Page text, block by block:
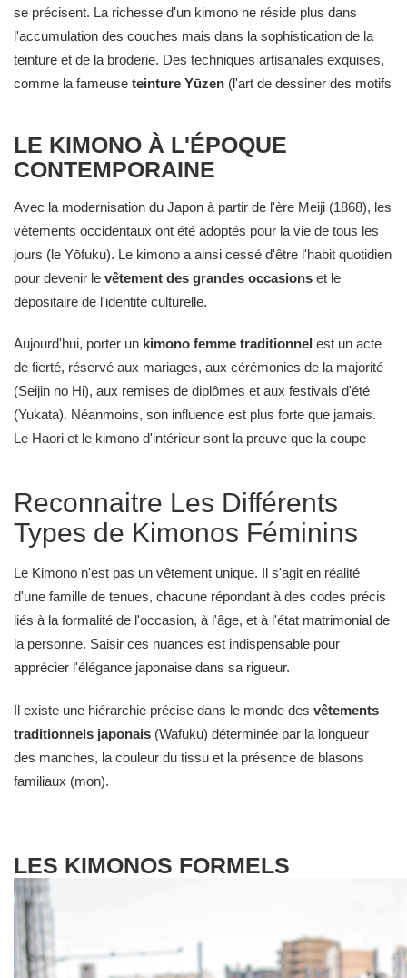
se précisent. La richesse d'un kimono ne réside plus dans
l'accumulation des couches mais dans la sophistication de la
teinture et de la broderie. Des techniques artisanales exquises,
comme la fameuse teinture Yūzen (l'art de dessiner des motifs
pièce en une oeuvre d'art portable. La longueur des manches, la
couleur et le choix des motifs (animaux, plantes, paysages)
cessent d'être de simples préférences esthétiques pour devenir
un véritable langage indiquant l'âge, l'état matrimonial et même
la saison.
LE KIMONO À L'ÉPOQUE
CONTEMPORAINE
Avec la modernisation du Japon à partir de l'ère Meiji (1868), les
vêtements occidentaux ont été adoptés pour la vie de tous les
jours (le Yōfuku). Le kimono a ainsi cessé d'être l'habit quotidien
pour devenir le vêtement des grandes occasions et le
dépositaire de l'identité culturelle.
Aujourd'hui, porter un kimono femme traditionnel est un acte
de fierté, réservé aux mariages, aux cérémonies de la majorité
(Seijin no Hi), aux remises de diplômes et aux festivals d'été
(Yukata). Néanmoins, son influence est plus forte que jamais.
Le Haori et le kimono d'intérieur sont la preuve que la coupe
et fait du kimono un trésor intemporel qui continue de s'inscrire
dans un art de vivre moderne et raffiné.
Reconnaitre Les Différents
Types de Kimonos Féminins
Le Kimono n'est pas un vêtement unique. Il s'agit en réalité
d'une famille de tenues, chacune répondant à des codes précis
liés à la formalité de l'occasion, à l'âge, et à l'état matrimonial de
la personne. Saisir ces nuances est indispensable pour
apprécier l'élégance japonaise dans sa rigueur.
Il existe une hiérarchie précise dans le monde des vêtements
traditionnels japonais (Wafuku) déterminée par la longueur
des manches, la couleur du tissu et la présence de blasons
familiaux (mon).
LES KIMONOS FORMELS